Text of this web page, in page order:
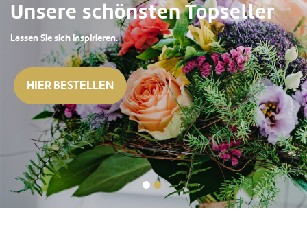
Unsere schönsten Topseller
Lassen Sie sich inspirieren.
HIER BESTELLEN